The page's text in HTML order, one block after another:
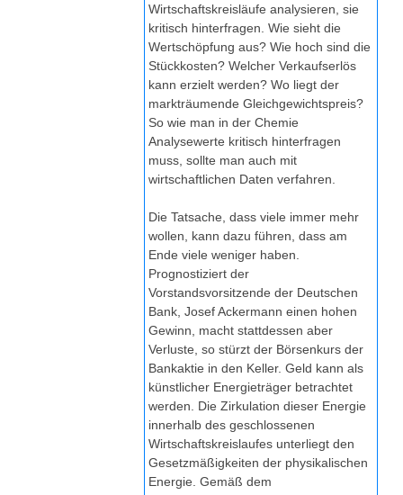
Wirtschaftskreisläufe analysieren, sie
kritisch hinterfragen. Wie sieht die
Wertschöpfung aus? Wie hoch sind die
Stückkosten? Welcher Verkaufserlös
kann erzielt werden? Wo liegt der
markträumende Gleichgewichtspreis?
So wie man in der Chemie
Analysewerte kritisch hinterfragen
muss, sollte man auch mit
wirtschaftlichen Daten verfahren.
Die Tatsache, dass viele immer mehr
wollen, kann dazu führen, dass am
Ende viele weniger haben.
Prognostiziert der
Vorstandsvorsitzende der Deutschen
Bank, Josef Ackermann einen hohen
Gewinn, macht stattdessen aber
Verluste, so stürzt der Börsenkurs der
Bankaktie in den Keller. Geld kann als
künstlicher Energieträger betrachtet
werden. Die Zirkulation dieser Energie
innerhalb des geschlossenen
Wirtschaftskreislaufes unterliegt den
Gesetzmäßigkeiten der physikalischen
Energie. Gemäß dem